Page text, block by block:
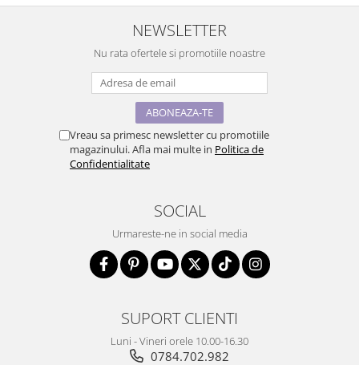
NEWSLETTER
Nu rata ofertele si promotiile noastre
Vreau sa primesc newsletter cu promotiile
magazinului. Afla mai multe in Politica de
Confidentialitate
SOCIAL
Urmareste-ne in social media
SUPORT CLIENTI
Luni - Vineri orele 10.00-16.30
0784.702.982